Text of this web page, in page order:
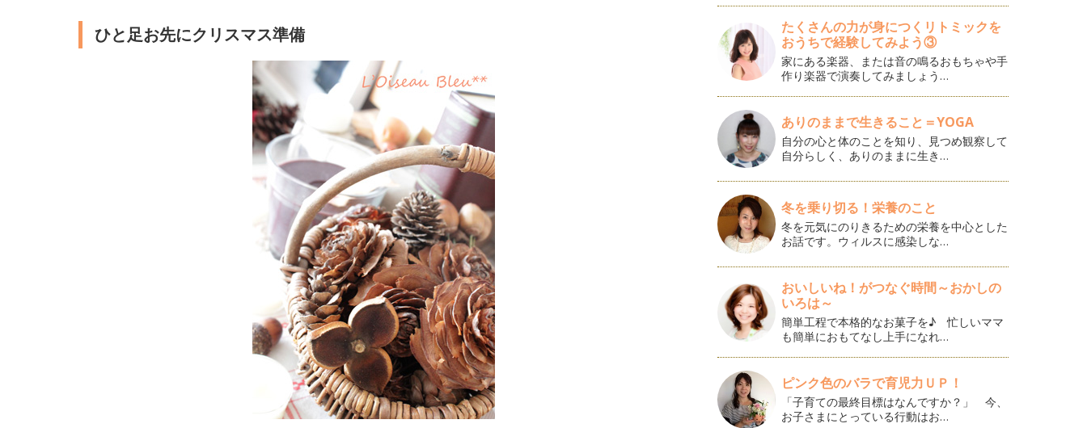
ひと足お先にクリスマス準備
たくさんの力が身につくリトミックを
おうちで経験してみよう③
家にある楽器、または音の鳴るおもちゃや手
作り楽器で演奏してみましょう…
ありのままで生きること＝YOGA
自分の心と体のことを知り、見つめ観察して
自分らしく、ありのままに生き…
冬を乗り切る！栄養のこと
冬を元気にのりきるための栄養を中心とした
お話です。ウィルスに感染しな…
おいしいね！がつなぐ時間～おかしの
いろは～
簡単工程で本格的なお菓子を♪ 忙しいママ
も簡単におもてなし上手になれ…
ピンク色のバラで育児力ＵＰ！
「子育ての最終目標はなんですか？」 今、
お子さまにとっている行動はお…